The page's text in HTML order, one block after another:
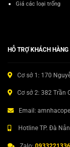
Giá các loại trống
HỖ TRỢ KHÁCH HÀNG
Cơ sở 1: 170
Cơ sở 2: 382 Trần
Email:
Hotline TP. Đà